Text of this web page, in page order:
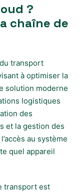
?
chaîne de
transport
à optimiser la
solution moderne
logistiques
des
et la gestion des
au système
quel appareil
transport est